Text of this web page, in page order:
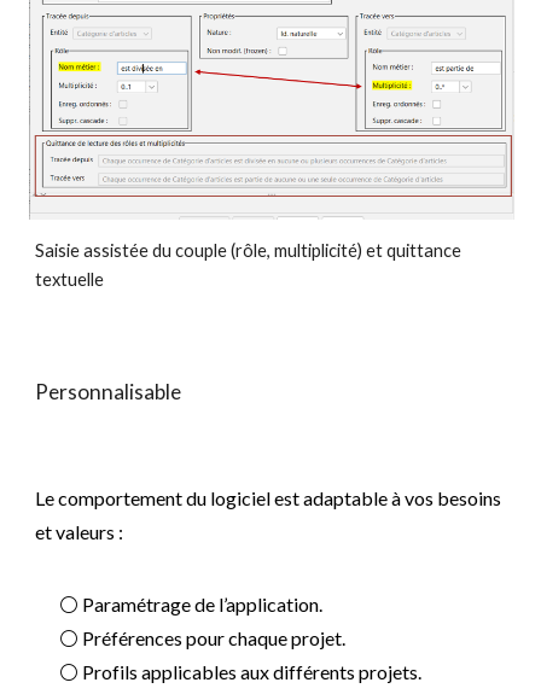
Saisie assistée du couple (rôle, multiplicité) et quittance
textuelle
Personnalisable
Le comportement du logiciel est adaptable à vos besoins
et valeurs :
⚪ Paramétrage de l’application.
⚪ Préférences pour chaque projet.
⚪ Profils applicables aux différents projets.